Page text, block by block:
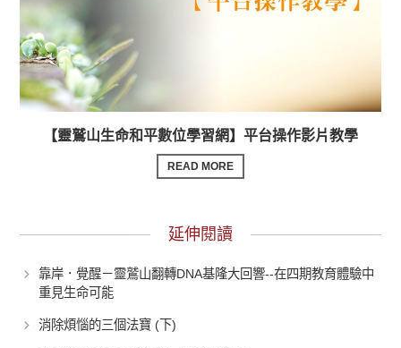
【靈鷲山生命和平數位學習網】平台操作影片教學
READ MORE
延伸閱讀
靠岸．覺醒－靈鷲山翻轉DNA基隆大回響--在四期教育體驗中
重見生命可能
消除煩惱的三個法寶 (下)